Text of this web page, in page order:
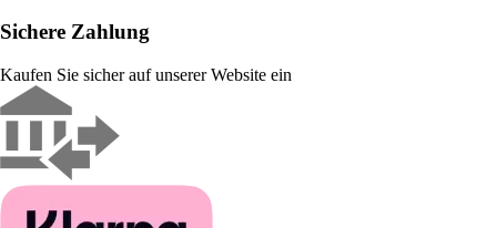
Sichere Zahlung
Kaufen Sie sicher auf unserer Website ein